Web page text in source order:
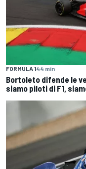
FORMULA 144 min
Bortoleto difende le
siamo piloti di F1,